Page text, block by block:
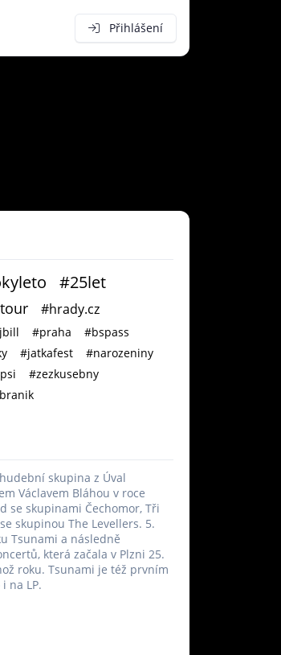
Přihlášení
#25let
#hrady.cz
#praha
#bspass
#jatkafest
#narozeniny
#zezkusebny
skupina z Úval
Václavem Bláhou v roce
se skupinami Čechomor, Tři
skupinou The Levellers. 5.
Tsunami a následně
která začala v Plzni 25.
roku. Tsunami je též prvním
na LP.